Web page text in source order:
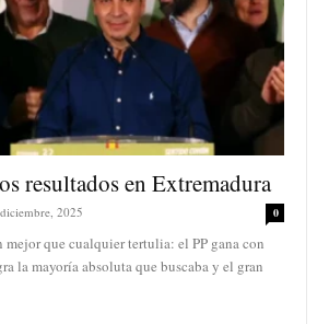
resultados en Extremadura
2025 0
mejor que cualquier tertulia: el PP gana con
la mayoría absoluta que buscaba y el gran